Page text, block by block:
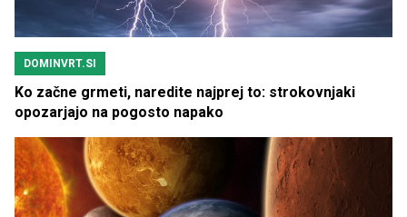
DOMINVRT.SI
Ko začne grmeti, naredite najprej to: strokovnjaki
opozarjajo na pogosto napako